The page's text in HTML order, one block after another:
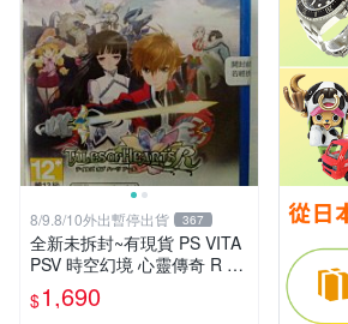
8/9.8/10外出暫停出貨 367
全新未拆封~有現貨 PS VITA
PSV 時空幻境 心靈傳奇 R 亞
洲日文版 亞日版 輔12級 TO
HR
$1,690